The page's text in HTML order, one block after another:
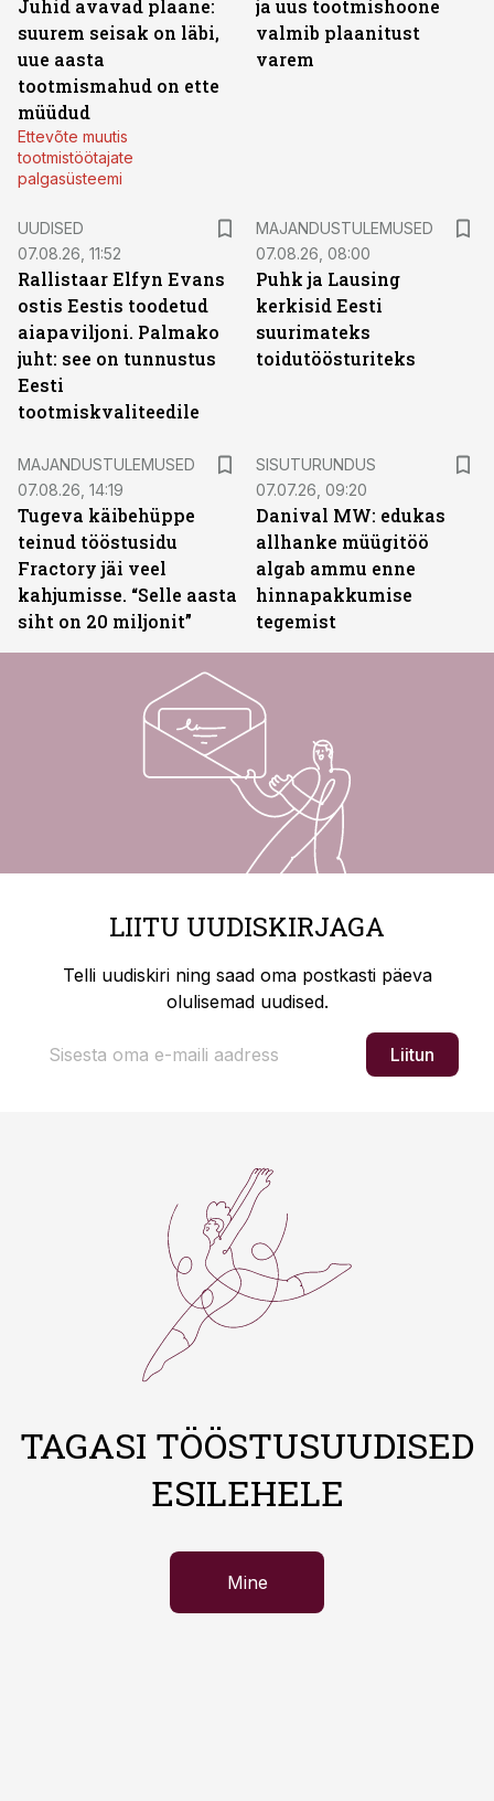
Juhid avavad plaane:
suurem seisak on läbi,
uue aasta
tootmismahud on ette
müüdud
Ettevõte muutis
tootmistöötajate
palgasüsteemi
ja uus tootmishoone
valmib plaanitust
varem
UUDISED
07.08.26, 11:52
Rallistaar Elfyn Evans
ostis Eestis toodetud
aiapaviljoni. Palmako
juht: see on tunnustus
Eesti
tootmiskvaliteedile
MAJANDUSTULEMUSED
07.08.26, 08:00
Puhk ja Lausing
kerkisid Eesti
suurimateks
toidutöösturiteks
MAJANDUSTULEMUSED
07.08.26, 14:19
Tugeva käibehüppe
teinud tööstusidu
Fractory jäi veel
kahjumisse. “Selle aasta
siht on 20 miljonit”
SISUTURUNDUS
07.07.26, 09:20
Danival MW: edukas
allhanke müügitöö
algab ammu enne
hinnapakkumise
tegemist
LIITU UUDISKIRJAGA
Telli uudiskiri ning saad oma postkasti päeva
olulisemad uudised.
Liitun
TAGASI TÖÖSTUSUUDISED
ESILEHELE
Mine